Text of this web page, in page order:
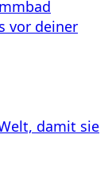
vor deiner
damit sie